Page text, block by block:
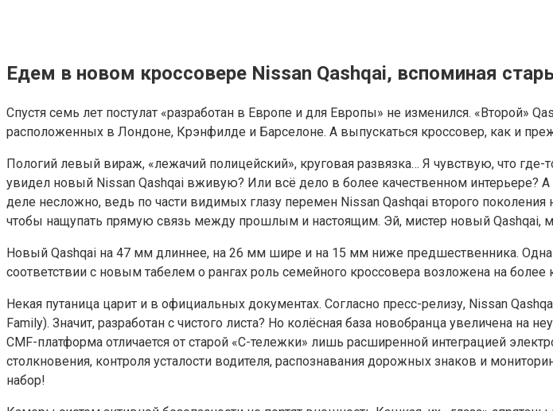
Едем в новом кроссовере Nissan Qashqai, вспоминая
Спустя семь лет постулат «разработан в Европе и для Европы» не изменился. «Второй»
расположенных в Лондоне, Крэнфилде и Барселоне. А выпускаться кроссовер, как и
Пологий левый вираж, «лежачий полицейский», круговая развязка… Я чувствую, что
увидел новый Nissan Qashqai вживую? Или всё дело в более качественном интерьере?
деле несложно, ведь по части видимых глазу перемен Nissan Qashqai второго
чтобы нащупать прямую связь между прошлым и настоящим. Эй, мистер новый Qashqai,
Новый Qashqai на 47 мм длиннее, на 26 мм шире и на 15 мм ниже предшественника.
соответствии с новым табелем о рангах роль семейного кроссовера возложена на более
Некая путаница царит и в официальных документах. Согласно пресс-релизу, Nissan
Family). Значит, разработан с чистого листа? Но колёсная база новобранца увеличена
CMF-платформа отличается от старой «С-тележки» лишь расширенной интеграцией
столкновения, контроля усталости водителя, распознавания дорожных знаков и
набор!